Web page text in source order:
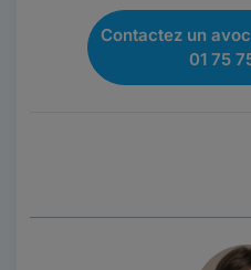
Contactez un
01 75